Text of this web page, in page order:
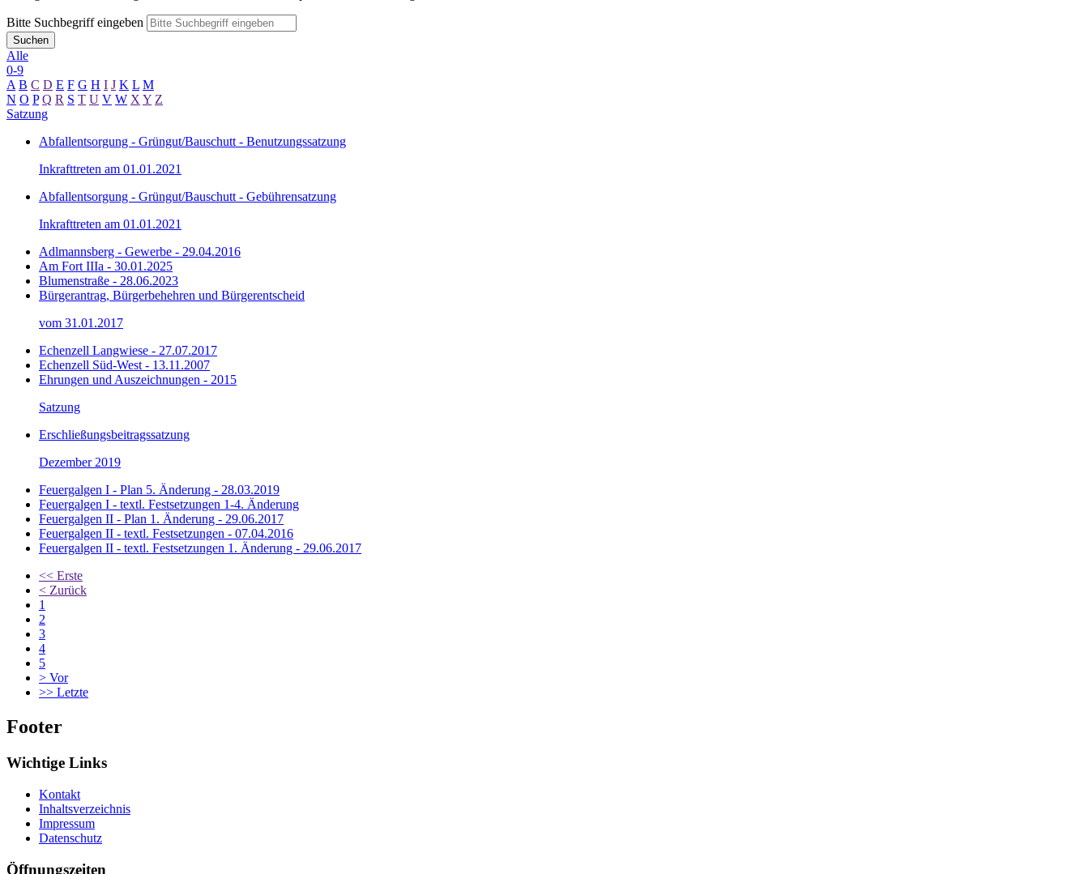
Bitte Suchbegriff eingeben
Suchen
Alle
0-9
A B C D E F G H I J K L M
N O P Q R S T U V W XY Z
Satzung
Abfallentsorgung - Grüngut/Bauschutt - Benutzungssatzung
Inkrafttreten am 01.01.2021
Abfallentsorgung - Grüngut/Bauschutt - Gebührensatzung
Inkrafttreten am 01.01.2021
Adlmannsberg - Gewerbe - 29.04.2016
Am Fort IIIa - 30.01.2025
Blumenstraße - 28.06.2023
Bürgerantrag, Bürgerbehehren und Bürgerentscheid
vom 31.01.2017
Echenzell Langwiese - 27.07.2017
Echenzell Süd-West - 13.11.2007
Ehrungen und Auszeichnungen - 2015
Satzung
Erschließungsbeitragssatzung
Dezember 2019
Feuergalgen I - Plan 5. Änderung - 28.03.2019
Feuergalgen I - textl. Festsetzungen 1-4. Änderung
Feuergalgen II - Plan 1. Änderung - 29.06.2017
Feuergalgen II - textl. Festsetzungen - 07.04.2016
Feuergalgen II - textl. Festsetzungen 1. Änderung - 29.06.2017
<< Erste
< Zurück
1
2
3
4
5
> Vor
>> Letzte
Footer
Wichtige Links
Kontakt
Inhaltsverzeichnis
Impressum
Datenschutz
Öffnungszeiten